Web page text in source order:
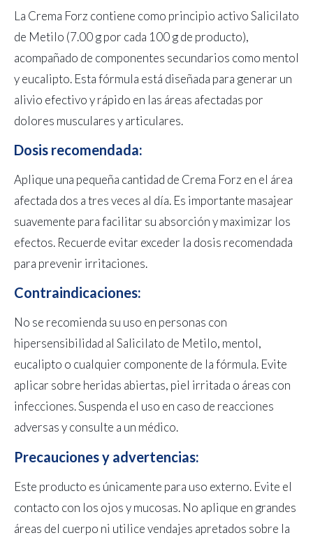
La Crema Forz contiene como principio activo Salicilato
de Metilo (7.00 g por cada 100 g de producto),
acompañado de componentes secundarios como mentol
y eucalipto. Esta fórmula está diseñada para generar un
alivio efectivo y rápido en las áreas afectadas por
dolores musculares y articulares.
Dosis recomendada:
Aplique una pequeña cantidad de Crema Forz en el área
afectada dos a tres veces al día. Es importante masajear
suavemente para facilitar su absorción y maximizar los
efectos. Recuerde evitar exceder la dosis recomendada
para prevenir irritaciones.
Contraindicaciones:
No se recomienda su uso en personas con
hipersensibilidad al Salicilato de Metilo, mentol,
eucalipto o cualquier componente de la fórmula. Evite
aplicar sobre heridas abiertas, piel irritada o áreas con
infecciones. Suspenda el uso en caso de reacciones
adversas y consulte a un médico.
Precauciones y advertencias:
Este producto es únicamente para uso externo. Evite el
contacto con los ojos y mucosas. No aplique en grandes
áreas del cuerpo ni utilice vendajes apretados sobre la